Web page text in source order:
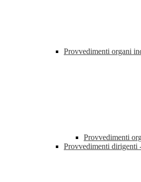
Provvedimenti organi
Provvedimenti
Provvedimenti dirigenti